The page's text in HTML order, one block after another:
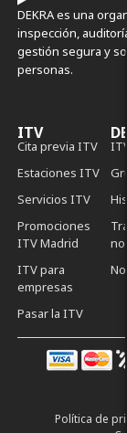
DEKRA es una
inspección,
gestión segura y
personas.
ITV
Cita previa ITV
Estaciones ITV
Servicios ITV
Promociones
ITV Madrid
ITV para
empresas
Pasar la ITV
Política de